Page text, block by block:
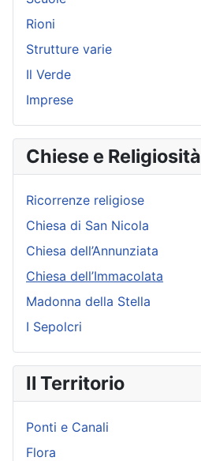
Rioni
Strutture varie
Il Verde
Imprese
Chiese e Religiosità
Ricorrenze religiose
Chiesa di San Nicola
Chiesa dell’Annunziata
Chiesa dell’Immacolata
Madonna della Stella
I Sepolcri
Il Territorio
Ponti e Canali
Flora